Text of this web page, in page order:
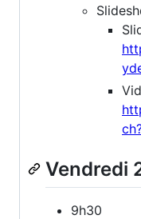
Vendredi
9h30